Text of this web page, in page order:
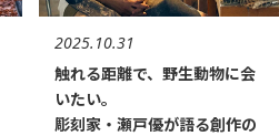
2025.10.31
触れる距離で、野生動物に会
いたい。
彫刻家・瀬戸優が語る創作の